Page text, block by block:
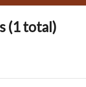
(1 total)